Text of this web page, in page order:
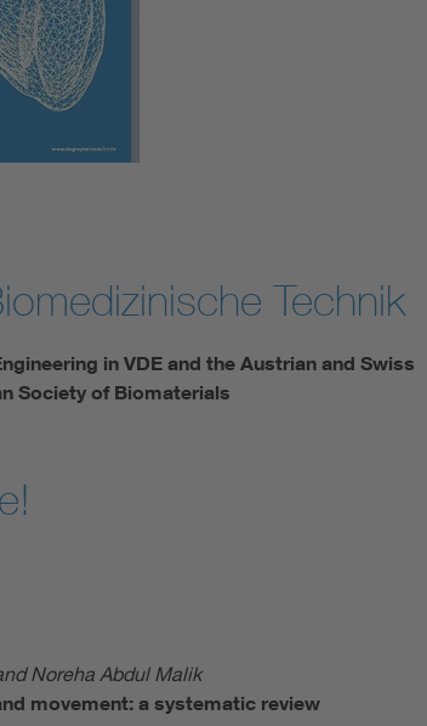
Technik
in VDE and the Austrian and Swiss
Society of Biomaterials
Noreha Abdul Malik
movement: a systematic review